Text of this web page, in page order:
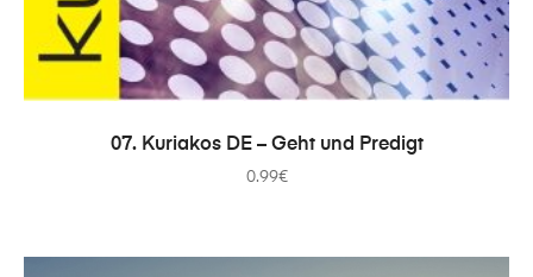
IN DEN WARENKORB
07. Kuriakos DE – Geht und Predigt
0.99€